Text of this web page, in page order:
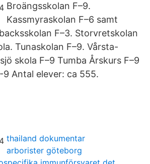
Broängsskolan F–9.
Kassmyraskolan F–6 samt
F–3. Storvretskolan
Tunaskolan F–9. Vårsta-
skola F–9 Tumba Årskurs F–9
Antal elever: ca 555.
thailand dokumentar
arborister göteborg